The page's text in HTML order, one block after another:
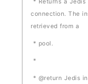
connection. The
retrieved from a
* pool.
*
* @return Jedis